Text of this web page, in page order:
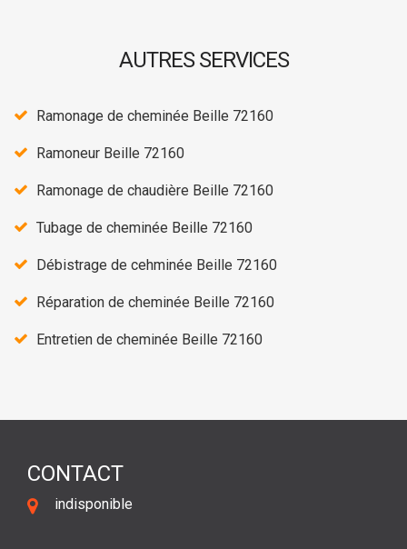
AUTRES SERVICES
Ramonage de cheminée Beille 72160
Ramoneur Beille 72160
Ramonage de chaudière Beille 72160
Tubage de cheminée Beille 72160
Débistrage de cehminée Beille 72160
Réparation de cheminée Beille 72160
Entretien de cheminée Beille 72160
CONTACT
indisponible